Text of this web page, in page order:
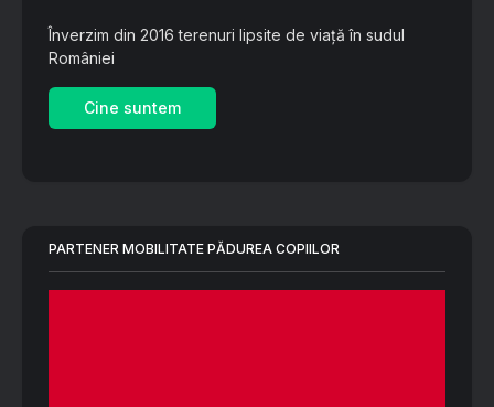
Înverzim din 2016 terenuri lipsite de viață în sudul
României
Cine suntem
PARTENER MOBILITATE PĂDUREA COPIILOR